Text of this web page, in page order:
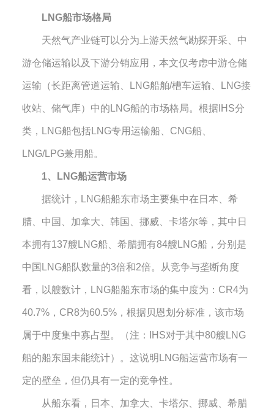
LNG船市场格局
天然气产业链可以分为上游天然气勘探开采、中
游仓储运输以及下游分销应用，本文仅考虑中游仓储
运输（长距离管道运输、 LNG船舶/槽车运输、 LNG接
收站、储气库）中的 LNG船的市场格局。根据IHS分
类， LNG船包括LNG专用运输船、 CNG船、
LNG/LPG兼用船。
1、 LNG船运营市场
据统计， LNG船船东市场主要集中在日本、希
腊、中国、加拿大、韩国、挪威、卡塔尔等，其中日
本拥有137艘 LNG船、希腊拥有84艘 LNG船，分别是
中国 LNG船队数量的3倍和2倍。从竞争与垄断角度
看，以艘数计， LNG船船东市场的集中度为： CR4为
40.7%， CR8为60.5%，根据贝恩划分标准，该市场
属于中度集中寡占型。（注： IHS对于其中80艘 LNG
船的船东国未能统计）。这说明 LNG船运营市场有一
定的壁垒，但仍具有一定的竞争性。
从船东看，日本、加拿大、卡塔尔、挪威、希腊